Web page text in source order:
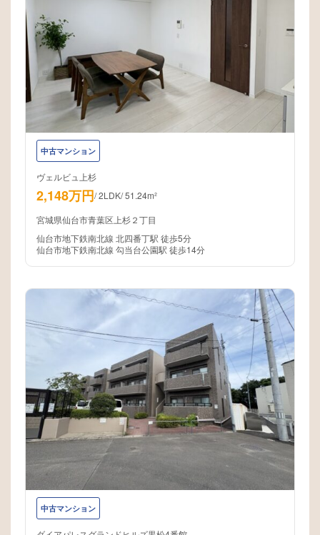
中古マンション
ヴェルビュ上杉
2,148万円/2LDK/51.24m²
宮城県仙台市青葉区上杉２丁目
仙台市地下鉄南北線 北四番丁駅 徒歩5分
仙台市地下鉄南北線 勾当台公園駅 徒歩14分
中古マンション